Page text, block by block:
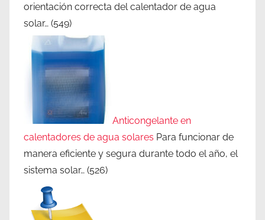
orientación correcta del calentador de agua
solar… (549)
Anticongelante en
calentadores de agua solares Para funcionar de
manera eficiente y segura durante todo el año, el
sistema solar… (526)